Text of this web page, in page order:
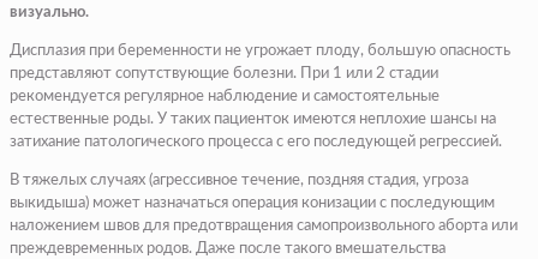
визуально.
Дисплазия при беременности не угрожает плоду, большую опасность
представляют сопутствующие болезни. При 1 или 2 стадии
рекомендуется регулярное наблюдение и самостоятельные
естественные роды. У таких пациенток имеются неплохие шансы на
затихание патологического процесса с его последующей регрессией.
В тяжелых случаях (агрессивное течение, поздняя стадия, угроза
выкидыша) может назначаться операция конизации с последующим
наложением швов для предотвращения самопроизвольного аборта или
преждевременных родов. Даже после такого вмешательства